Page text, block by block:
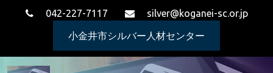
042-227-7117 silver@koganei-sc.or.jp
小金井市シルバー人材センター